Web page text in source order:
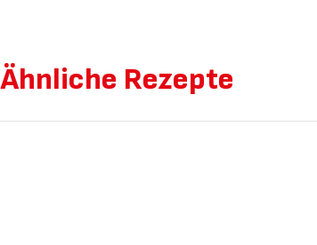
Ähnliche Rezepte